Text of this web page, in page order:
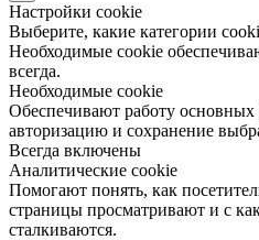
Настройки cookie
Выберите, какие категории
Необходимые cookie
всегда.
Необходимые cookie
Обеспечивают работу основных
авторизацию и сохранение
Всегда включены
Аналитические cookie
Помогают понять, как
страницы просматривают и с
сталкиваются.